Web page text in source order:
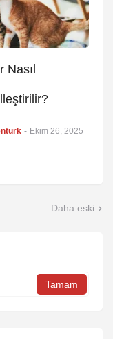
Nasıl
- Ekim 26, 2025
Daha eski